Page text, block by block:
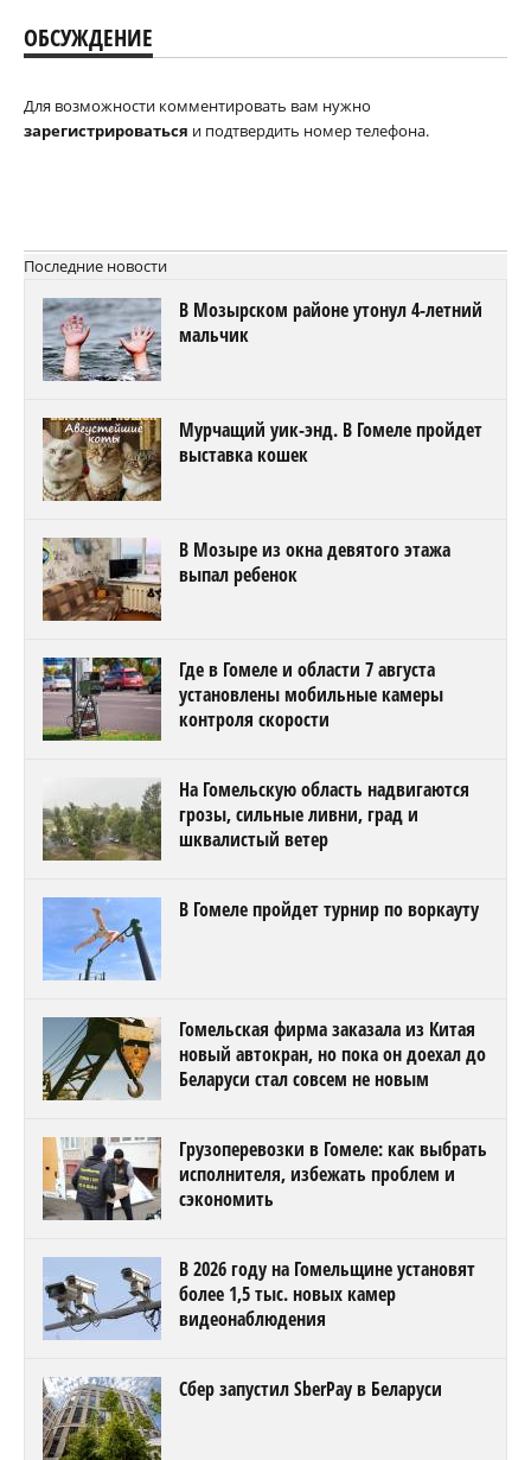
ОБСУЖДЕНИЕ
Для возможности комментировать вам нужно
зарегистрироваться и подтвердить номер телефона.
Последние новости
В Мозырском районе утонул 4-летний
мальчик
Мурчащий уик-энд. В Гомеле пройдет
выставка кошек
В Мозыре из окна девятого этажа
выпал ребенок
Где в Гомеле и области 7 августа
установлены мобильные камеры
контроля скорости
На Гомельскую область надвигаются
грозы, сильные ливни, град и
шквалистый ветер
В Гомеле пройдет турнир по воркауту
Гомельская фирма заказала из Китая
новый автокран, но пока он доехал до
Беларуси стал совсем не новым
Грузоперевозки в Гомеле: как выбрать
исполнителя, избежать проблем и
сэкономить
В 2026 году на Гомельщине установят
более 1,5 тыс. новых камер
видеонаблюдения
Сбер запустил SberPay в Беларуси